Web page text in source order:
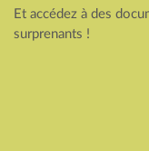
Et accédez à des
surprenants !